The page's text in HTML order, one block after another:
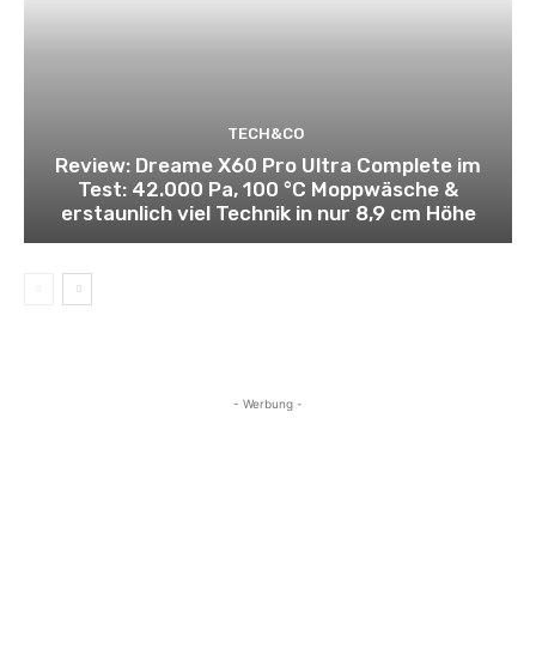
TECH&CO
Review: Dreame X60 Pro Ultra Complete im
Test: 42.000 Pa, 100 °C Moppwäsche &
erstaunlich viel Technik in nur 8,9 cm Höhe
- Werbung -